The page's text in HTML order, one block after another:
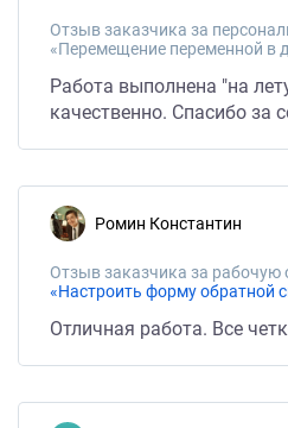
Отзыв заказчика за
Работа выполнена "на
качественно. Спасибо за
Ромин Константин
Отзыв заказчика за рабочую
«Настроить форму обратной
Отличная работа. Все